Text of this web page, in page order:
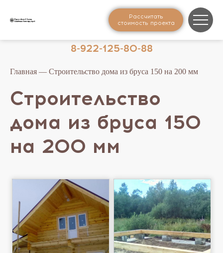
Рассчитать
стоимость проекта
8-922-125-80-88
Главная — Строительство дома из бруса 150 на 200 мм
Строительство
дома из бруса 150
на 200 мм